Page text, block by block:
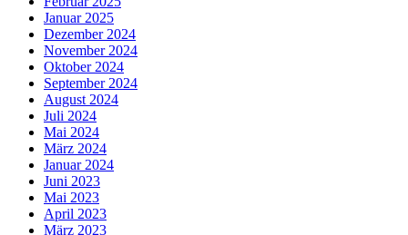
Januar 2025
Dezember 2024
November 2024
Oktober 2024
September 2024
August 2024
Juli 2024
Mai 2024
März 2024
Januar 2024
Juni 2023
Mai 2023
April 2023
März 2023